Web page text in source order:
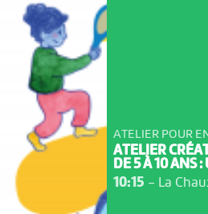
ATELIER POUR
ATELIER
DE 5 À 10 ANS :
10:15 - La